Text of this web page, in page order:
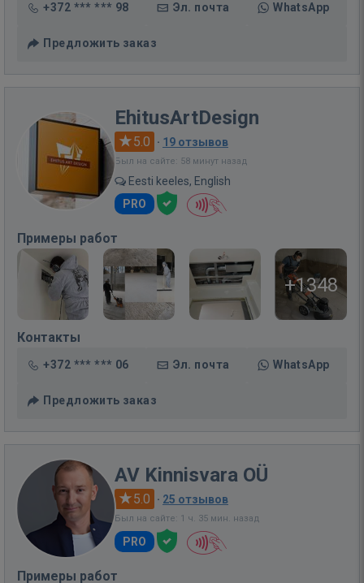
+372 *** *** 98 Эл. почта WhatsApp
Предложить заказ
EhitusArtDesign
5.0 · 19 отзывов
Был на сайте: 58 минут назад
Eesti keeles, English
PRO
Примеры работ
+1348
Контакты
+372 *** *** 06 Эл. почта WhatsApp
Предложить заказ
AV Kinnisvara OÜ
5.0 · 25 отзывов
Был на сайте: 1 ч. 35 мин. назад
PRO
Примеры работ